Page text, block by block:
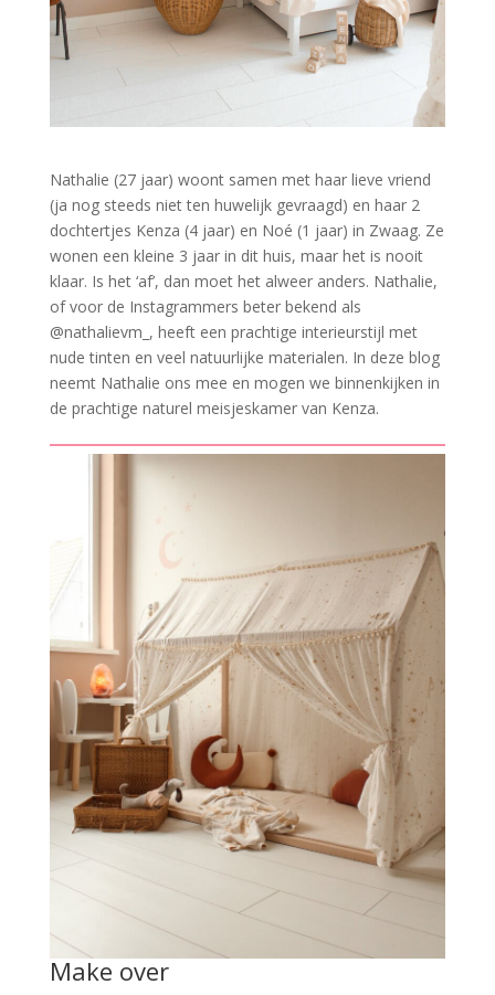
Nathalie (27 jaar) woont samen met haar lieve vriend
(ja nog steeds niet ten huwelijk gevraagd) en haar 2
dochtertjes Kenza (4 jaar) en Noé (1 jaar) in Zwaag. Ze
wonen een kleine 3 jaar in dit huis, maar het is nooit
klaar. Is het ‘af’, dan moet het alweer anders. Nathalie,
of voor de Instagrammers beter bekend als
@nathalievm_, heeft een prachtige interieurstijl met
nude tinten en veel natuurlijke materialen. In deze blog
neemt Nathalie ons mee en mogen we binnenkijken in
de prachtige naturel meisjeskamer van Kenza.
Make over